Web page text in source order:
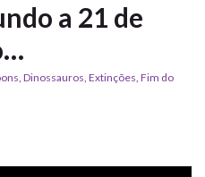
a 21 de
, Dinossauros, Extinções, Fim do